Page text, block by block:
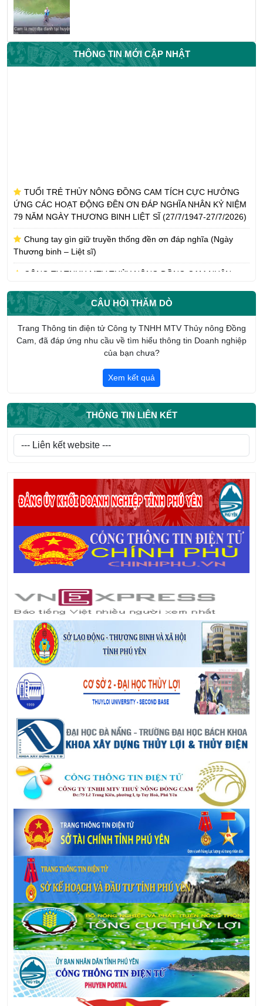
THÔNG TIN MỚI CẬP NHẬT
ỨNG CÁC HOẠT ĐỘNG ĐỀN ƠN ĐÁP NGHĨA NHÂN KỶ NIỆM
79 NĂM NGÀY THƯƠNG BINH LIỆT SĨ (27/7/1947-27/7/2026)
Chung tay gìn giữ truyền thống đền ơn đáp nghĩa (Ngày
Thương binh – Liệt sĩ)
CÔNG TY TNHH MTV THỦY NÔNG ĐỒNG CAM NHẬN
PHỤNG DƯỠNG SUỐT ĐỜI MẸ VIỆT NAM ANH HÙNG TRẦN
CHI ĐOÀN CÔNG TY TNHH MTV THỦY NÔNG ĐỒNG CAM
HƯỞNG ỨNG THÁNG CÔNG NHÂN NĂM 2026
Giới thiệu tổng quan về Công ty TNHH một thành viên Thủy
CÂU HỎI THĂM DÒ
Trang Thông tin điện tử Công ty TNHH MTV Thủy nông Đồng
Cam, đã đáp ứng nhu cầu về tìm hiểu thông tin Doanh nghiệp
của bạn chưa?
Xem kết quả
THÔNG TIN LIÊN KẾT